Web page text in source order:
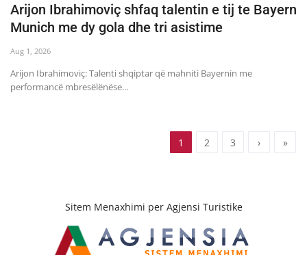
Arijon Ibrahimoviç shfaq talentin e tij te Bayern
Munich me dy gola dhe tri asistime
Aug 1, 2026
Arijon Ibrahimoviç: Talenti shqiptar që mahniti Bayernin me
performancë mbresëlënëse...
1 2 3 › »
Sitem Menaxhimi per Agjensi Turistike